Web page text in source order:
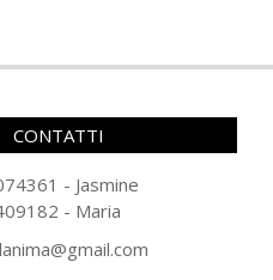
CONTATTI
- Jasmine
- Maria